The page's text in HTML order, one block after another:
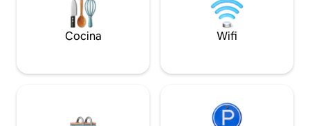
utensilios básicos para cocinar >14 km de
la estación de tren de Kollam (vía ruta de
ferry) y 3 km de la estación de tren de
lavadora
una gran mesa
integrada y
uso propio.
Cocina Wifi